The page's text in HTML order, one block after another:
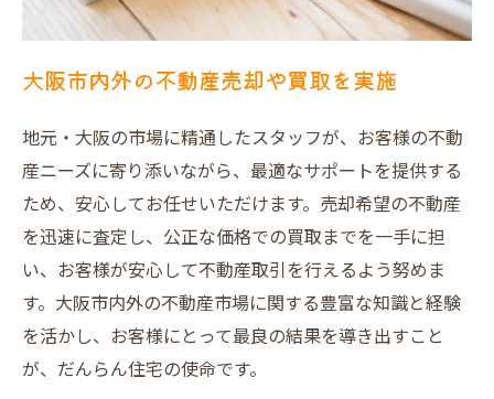
大阪市内外の不動産売却や買取を実施
地元・大阪の市場に精通したスタッフが、お客様の不動
産ニーズに寄り添いながら、最適なサポートを提供する
ため、安心してお任せいただけます。売却希望の不動産
を迅速に査定し、公正な価格での買取までを一手に担
い、お客様が安心して不動産取引を行えるよう努めま
す。大阪市内外の不動産市場に関する豊富な知識と経験
を活かし、お客様にとって最良の結果を導き出すこと
が、だんらん住宅の使命です。